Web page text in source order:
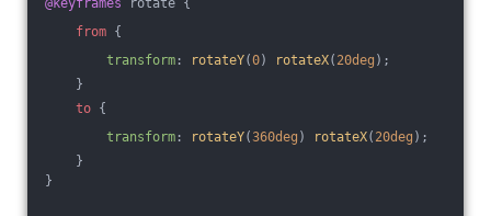
@keyframes rotate {
from {
transform : rotateY(0) rotateX( 20deg );
}
to {
transform : rotateY(360deg ) rotateX( 20deg );
}
}